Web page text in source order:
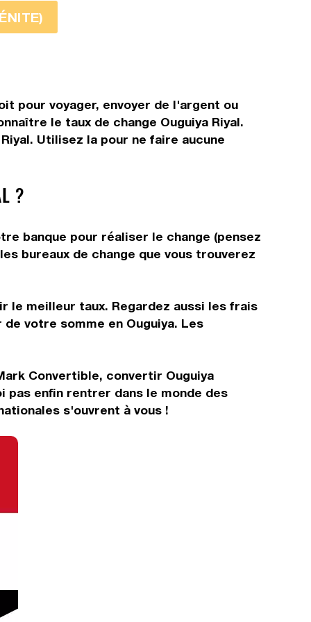
pour voyager, envoyer de l'argent ou
le taux de change Ouguiya Riyal.
Utilisez la pour ne faire aucune
?
banque pour réaliser le change (pensez
bureaux de change que vous trouverez
le meilleur taux. Regardez aussi les frais
votre somme en Ouguiya. Les
Convertible, convertir Ouguiya
pas enfin rentrer dans le monde des
s'ouvrent à vous !